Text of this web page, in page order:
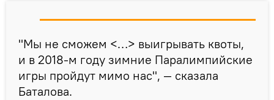
"Мы не сможем <…> выигрывать квоты,
и в 2018-м году зимние Паралимпийские
игры пройдут мимо нас", — сказала
Баталова.